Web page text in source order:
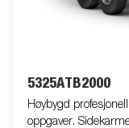
5325ATB2000
Høybygd
oppgaver.